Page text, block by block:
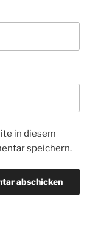
in diesem
speichern.